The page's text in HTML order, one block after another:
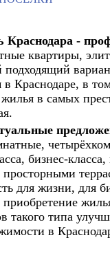
Краснодара -
квартиры,
подходящий
в Краснодаре, в
в самых
бизнес-
для жизни, для
такого типа
в